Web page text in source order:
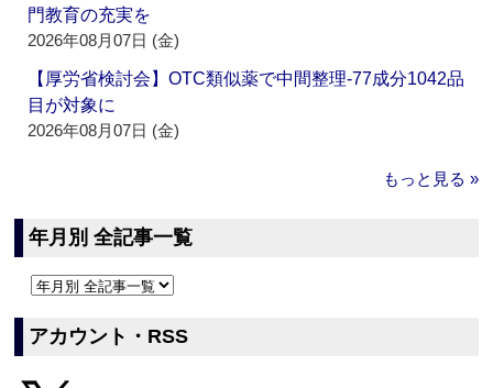
門教育の充実を
2026年08月07日 (金)
【厚労省検討会】OTC類似薬で中間整理‐77成分1042品
目が対象に
2026年08月07日 (金)
もっと見る »
年月別 全記事一覧
アカウント・RSS